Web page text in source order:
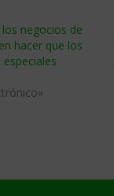
negocios de
hacer que los